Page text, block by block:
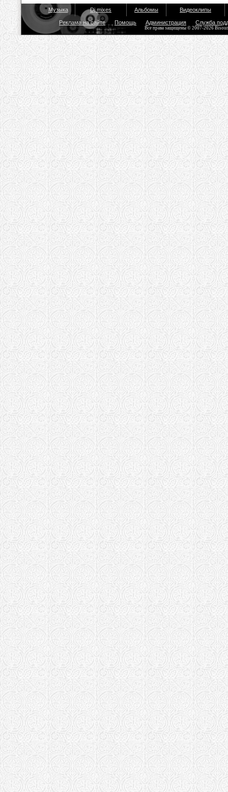
Музыка Dj mixes Альбомы Видеоклипы
Реклама на сайте Помощь Администрация Служба
Все права защищены © 2007-2026